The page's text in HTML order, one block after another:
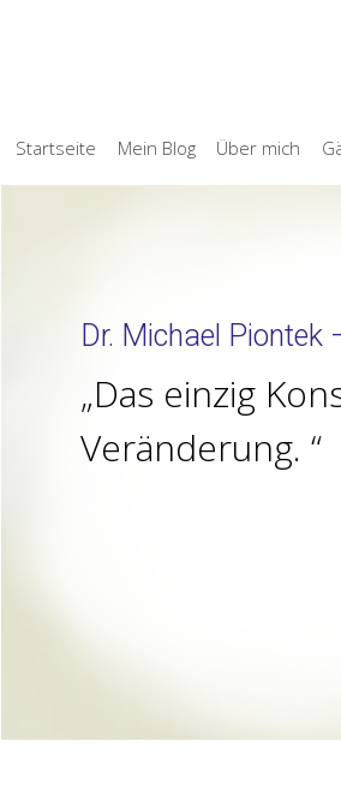
Startseite Mein Blog Über mich
Dr. Michael
Das einzig
Veränderung.